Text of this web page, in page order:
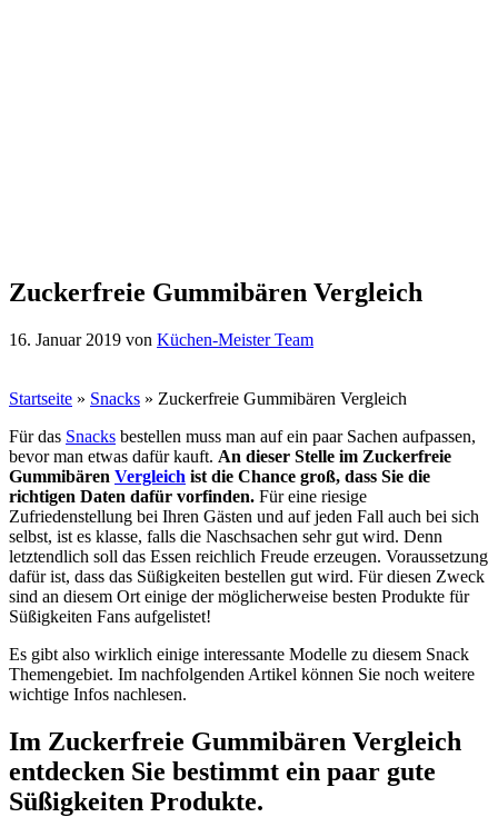
Zuckerfreie Gummibären Vergleich
16. Januar 2019 von Küchen-Meister Team
Startseite » Snacks » Zuckerfreie Gummibären Vergleich
Für das Snacks bestellen muss man auf ein paar Sachen aufpassen,
bevor man etwas dafür kauft. An dieser Stelle im Zuckerfreie
Gummibären Vergleich ist die Chance groß, dass Sie die
richtigen Daten dafür vorfinden. Für eine riesige
Zufriedenstellung bei Ihren Gästen und auf jeden Fall auch bei sich
selbst, ist es klasse, falls die Naschsachen sehr gut wird. Denn
letztendlich soll das Essen reichlich Freude erzeugen. Voraussetzung
dafür ist, dass das Süßigkeiten bestellen gut wird. Für diesen Zweck
sind an diesem Ort einige der möglicherweise besten Produkte für
Süßigkeiten Fans aufgelistet!
Es gibt also wirklich einige interessante Modelle zu diesem Snack
Themengebiet. Im nachfolgenden Artikel können Sie noch weitere
wichtige Infos nachlesen.
Im Zuckerfreie Gummibären Vergleich
entdecken Sie bestimmt ein paar gute
Süßigkeiten Produkte.